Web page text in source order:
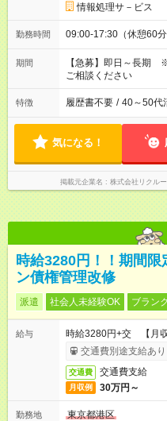
情報処理サ－ビス
勤務時間 09:00-17:30（休憩60
期間
【急募】即日～長期
ご相談ください
特徴 履歴書不要 / 40～50代
気になる！
掲載元企業名 株式会社リクル
時給3280円！！期間
ン債権管理改修
派遣 社会人未経験OK ブラン
給与
時給3280円+交 【月
交通費別途支給あり
交通費 交通費支給
月収例 30万円～
勤務地
東京都港区